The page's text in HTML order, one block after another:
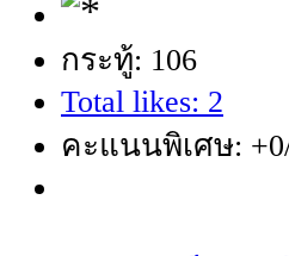
กระทู้: 106
Total likes: 2
คะแนนพิเศษ: